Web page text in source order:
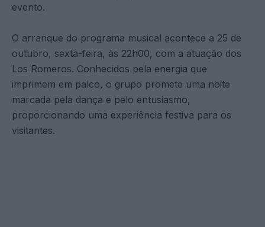
evento.
O arranque do programa musical acontece a 25 de
outubro, sexta-feira, às 22h00, com a atuação dos
Los Romeros. Conhecidos pela energia que
imprimem em palco, o grupo promete uma noite
marcada pela dança e pelo entusiasmo,
proporcionando uma experiência festiva para os
visitantes.